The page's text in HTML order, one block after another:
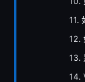
11.
12.
13.
14.